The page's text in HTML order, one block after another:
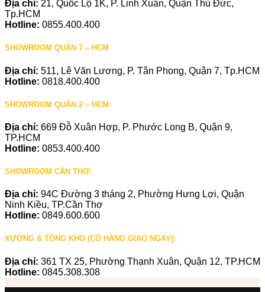
Địa chỉ: 21, Quốc Lộ 1K, P. Linh Xuân, Quận Thủ Đức,
Tp.HCM
Hotline: 0855.400.400
SHOWROOM QUẬN 7 – HCM
Địa chỉ: 511, Lê Văn Lương, P. Tân Phong, Quận 7, Tp.HCM
Hotline: 0818.400.400
SHOWROOM QUẬN 2 – HCM:
Địa chỉ: 669 Đỗ Xuân Hợp, P. Phước Long B, Quận 9,
TP.HCM
Hotline: 0853.400.400
SHOWROOM CẦN THƠ:
Địa chỉ: 94C Đường 3 tháng 2, Phường Hưng Lợi, Quận
Ninh Kiều, TP.Cần Thơ
Hotline: 0849.600.600
XƯỞNG & TỔNG KHO (CÓ HÀNG GIAO NGAY):
Địa chỉ: 361 TX 25, Phường Thạnh Xuân, Quận 12, TP.HCM
Hotline: 0845.308.308